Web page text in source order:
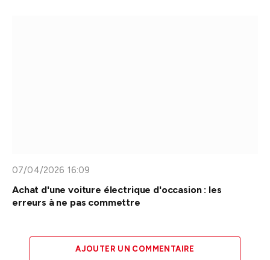
07/04/2026 16:09
Achat d'une voiture électrique d'occasion : les
erreurs à ne pas commettre
AJOUTER UN COMMENTAIRE